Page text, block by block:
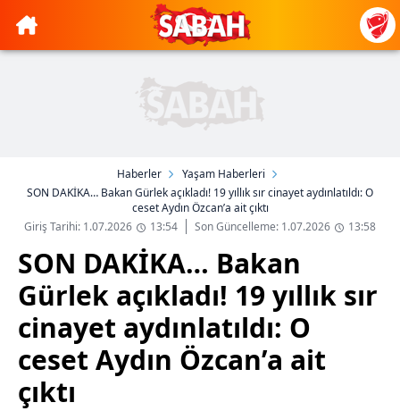
Haberler
Yaşam Haberleri
SON DAKİKA… Bakan Gürlek açıkladı! 19 yıllık sır cinayet aydınlatıldı: O
ceset Aydın Özcan’a ait çıktı
Giriş Tarihi: 1.07.2026
13:54 Son Güncelleme: 1.07.2026 13:58
SON DAKİKA… Bakan
Gürlek açıkladı! 19 yıllık sır
cinayet aydınlatıldı: O
ceset Aydın Özcan’a ait
çıktı